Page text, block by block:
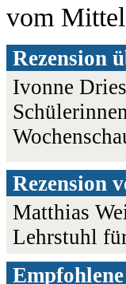
vom
Rezension
Ivonne
Rezension
Matthias
Lehrstuhl